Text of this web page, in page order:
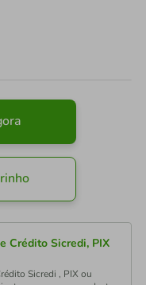
Crédito Sicredi, PIX
Sicredi , PIX ou